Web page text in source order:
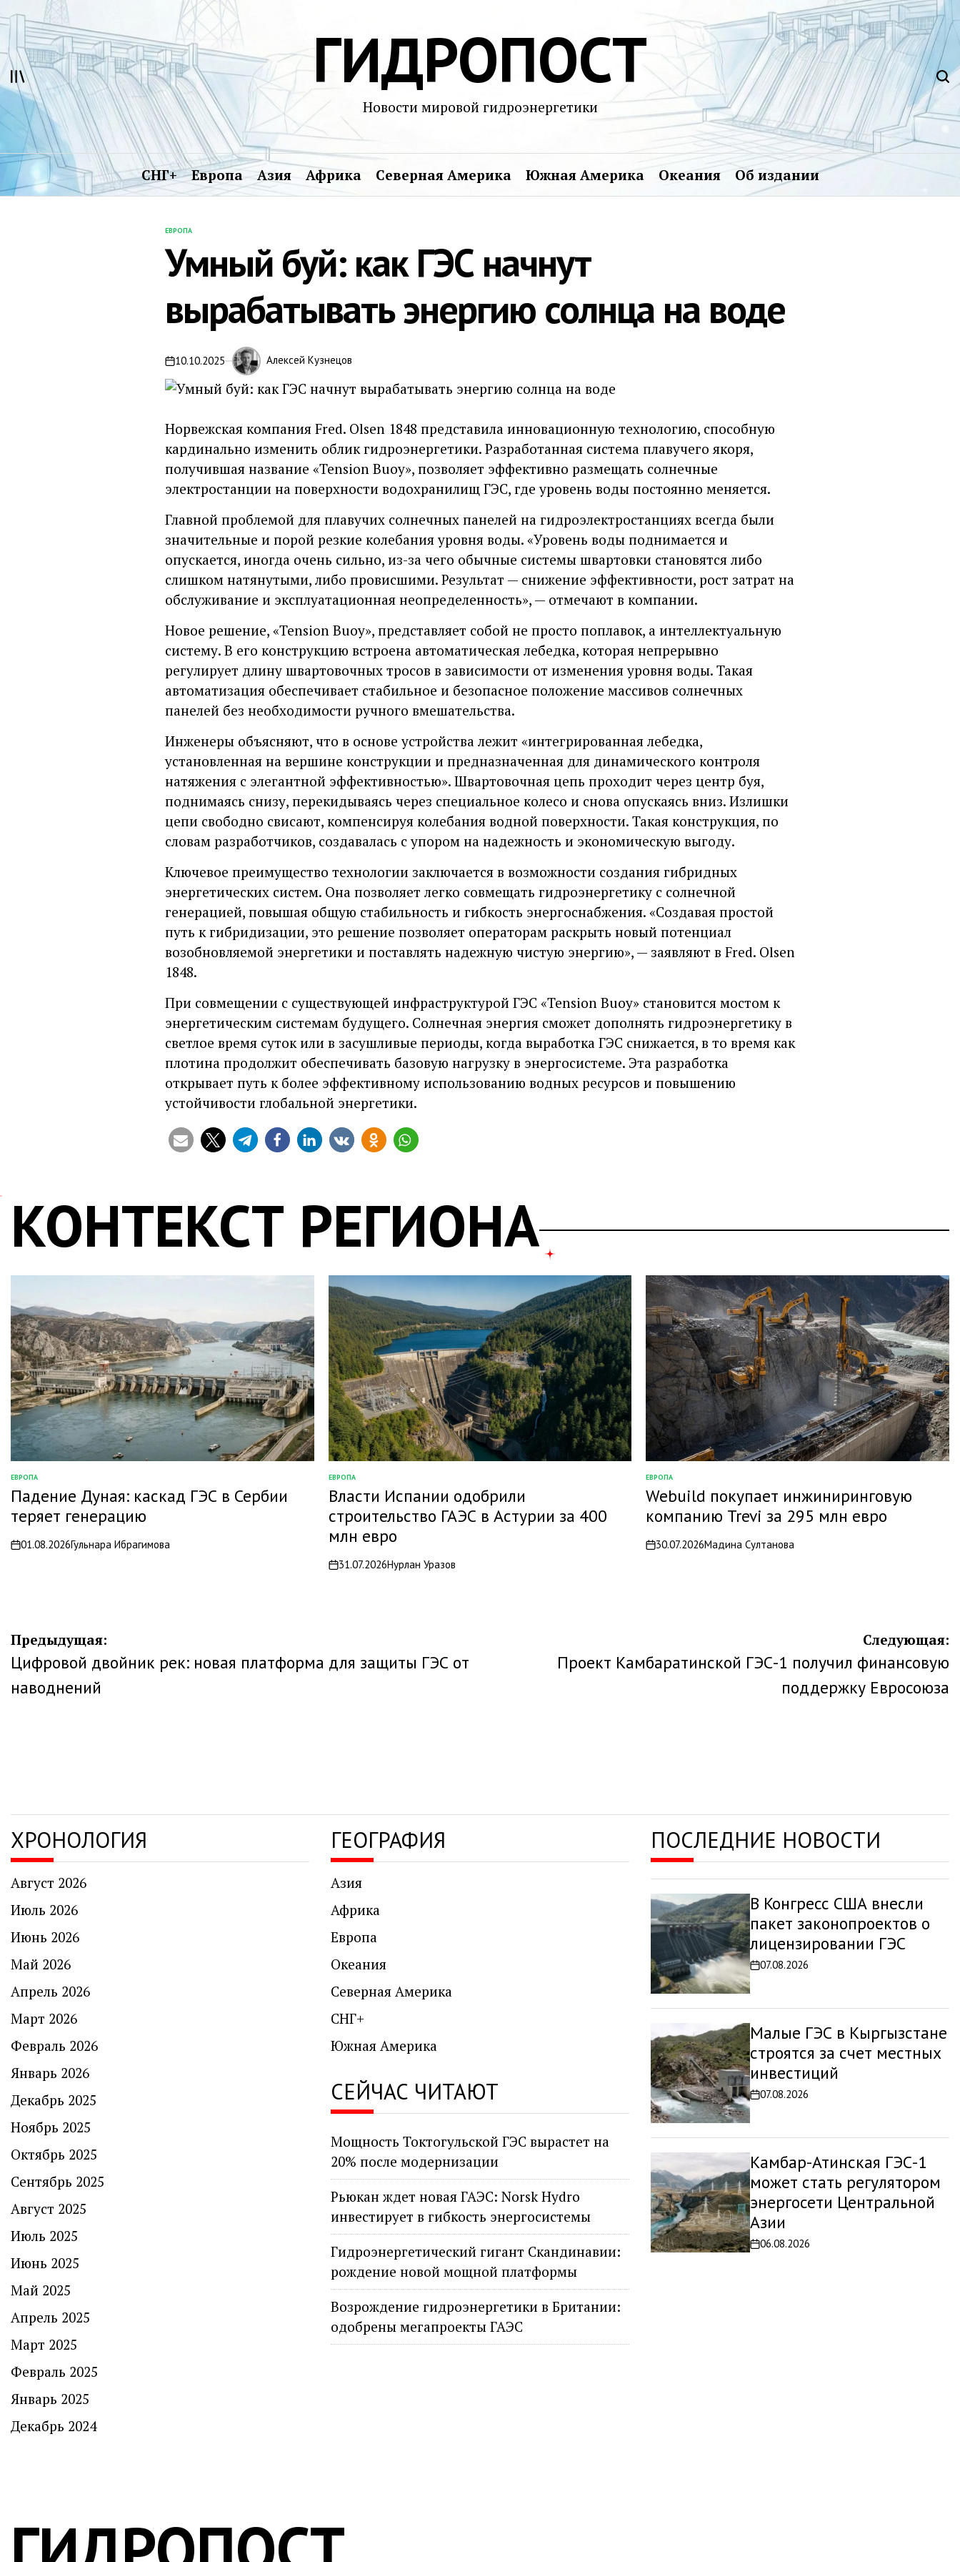
Перейти
к
содержимому
ГИДРОПОСТ
Новости мировой гидроэнергетики
СНГ+ Европа Азия Африка Северная Америка Южная Америка Океания Об издании
ОПУБЛИКОВАНО
ЕВРОПА
Умный буй: как ГЭС начнут
вырабатывать энергию солнца на воде
10.10.2025 Алексей Кузнецов
Норвежская компания Fred. Olsen 1848 представила инновационную технологию, способную
кардинально изменить облик гидроэнергетики. Разработанная система плавучего якоря,
получившая название «Tension Buoy», позволяет эффективно размещать солнечные
электростанции на поверхности водохранилищ ГЭС, где уровень воды постоянно меняется.
Главной проблемой для плавучих солнечных панелей на гидроэлектростанциях всегда были
значительные и порой резкие колебания уровня воды. «Уровень воды поднимается и
опускается, иногда очень сильно, из-за чего обычные системы швартовки становятся либо
слишком натянутыми, либо провисшими. Результат — снижение эффективности, рост затрат на
обслуживание и эксплуатационная неопределенность», — отмечают в компании.
Новое решение, «Tension Buoy», представляет собой не просто поплавок, а интеллектуальную
систему. В его конструкцию встроена автоматическая лебедка, которая непрерывно
регулирует длину швартовочных тросов в зависимости от изменения уровня воды. Такая
автоматизация обеспечивает стабильное и безопасное положение массивов солнечных
панелей без необходимости ручного вмешательства.
Инженеры объясняют, что в основе устройства лежит «интегрированная лебедка,
установленная на вершине конструкции и предназначенная для динамического контроля
натяжения с элегантной эффективностью». Швартовочная цепь проходит через центр буя,
поднимаясь снизу, перекидываясь через специальное колесо и снова опускаясь вниз. Излишки
цепи свободно свисают, компенсируя колебания водной поверхности. Такая конструкция, по
словам разработчиков, создавалась с упором на надежность и экономическую выгоду.
Ключевое преимущество технологии заключается в возможности создания гибридных
энергетических систем. Она позволяет легко совмещать гидроэнергетику с солнечной
генерацией, повышая общую стабильность и гибкость энергоснабжения. «Создавая простой
путь к гибридизации, это решение позволяет операторам раскрыть новый потенциал
возобновляемой энергетики и поставлять надежную чистую энергию», — заявляют в Fred. Olsen
1848.
При совмещении с существующей инфраструктурой ГЭС «Tension Buoy» становится мостом к
энергетическим системам будущего. Солнечная энергия сможет дополнять гидроэнергетику в
светлое время суток или в засушливые периоды, когда выработка ГЭС снижается, в то время как
плотина продолжит обеспечивать базовую нагрузку в энергосистеме. Эта разработка
открывает путь к более эффективному использованию водных ресурсов и повышению
устойчивости глобальной энергетики.
КОНТЕКСТ РЕГИОНА
ОПУБЛИКОВАНО
В
ЕВРОПА
Падение Дуная: каскад ГЭС в Сербии
теряет генерацию
on01.08.2026Гульнара Ибрагимова
ОПУБЛИКОВАНО
В
ЕВРОПА
Власти Испании одобрили
строительство ГАЭС в Астурии за 400
млн евро
on31.07.2026Нурлан Уразов
ОПУБЛИКОВАНО
В
ЕВРОПА
Webuild покупает инжиниринговую
компанию Trevi за 295 млн евро
on30.07.2026Мадина Султанова
Навигация
по
записям
Предыдущая:
Цифровой двойник рек: новая платформа для защиты ГЭС от
наводнений
Следующая:
Проект Камбаратинской ГЭС-1 получил финансовую
поддержку Евросоюза
ХРОНОЛОГИЯ
Август 2026
Июль 2026
Июнь 2026
Май 2026
Апрель 2026
Март 2026
Февраль 2026
Январь 2026
Декабрь 2025
Ноябрь 2025
Октябрь 2025
Сентябрь 2025
Август 2025
Июль 2025
Июнь 2025
Май 2025
Апрель 2025
Март 2025
Февраль 2025
Январь 2025
Декабрь 2024
ГЕОГРАФИЯ
Азия
Африка
Европа
Океания
Северная Америка
СНГ+
Южная Америка
СЕЙЧАС ЧИТАЮТ
Мощность Токтогульской ГЭС вырастет на
20% после модернизации
Рьюкан ждет новая ГАЭС: Norsk Hydro
инвестирует в гибкость энергосистемы
Гидроэнергетический гигант Скандинавии:
рождение новой мощной платформы
Возрождение гидроэнергетики в Британии:
одобрены мегапроекты ГАЭС
ПОСЛЕДНИЕ НОВОСТИ
В Конгресс США внесли
пакет законопроектов о
лицензировании ГЭС
Дата
записи
07.08.2026
Малые ГЭС в Кыргызстане
строятся за счет местных
инвестиций
Дата
записи
07.08.2026
Камбар-Атинская ГЭС-1
может стать регулятором
энергосети Центральной
Азии
Дата
06.08.2026